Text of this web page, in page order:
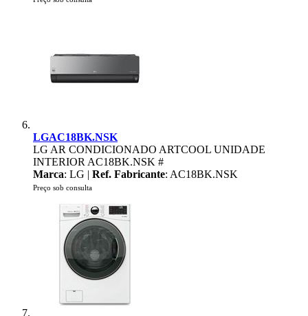
LGAC18BK.NSK
LG AR CONDICIONADO ARTCOOL UNIDADE
INTERIOR AC18BK.NSK #
Marca: LG | Ref. Fabricante: AC18BK.NSK
Preço sob consulta